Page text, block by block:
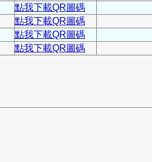
點我下載QR圖碼
點我下載QR圖碼
點我下載QR圖碼
點我下載QR圖碼